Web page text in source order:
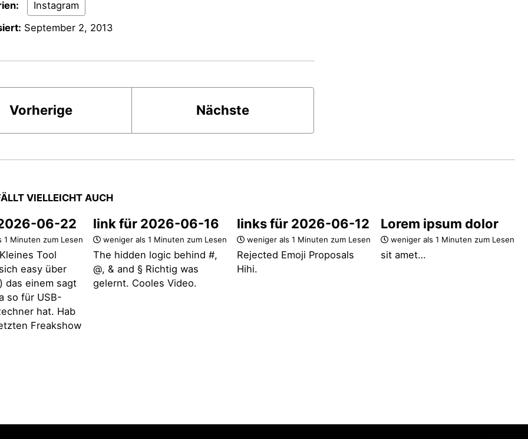
Instagram
September 2, 2013
Vorherige Nächste
VIELLEICHT AUCH
06-22
Minuten zum Lesen
Tool
easy über
das einem sagt
so für USB-
hat. Hab
Freakshow
link für 2026-06-16
weniger als 1 Minuten zum Lesen
The hidden logic behind #,
@, & and § Richtig was
gelernt. Cooles Video.
links für 2026-06-12
weniger als 1 Minuten zum Lesen
Rejected Emoji Proposals
Hihi.
Lorem ipsum dolor
weniger als 1 Minuten zum Lesen
sit amet…